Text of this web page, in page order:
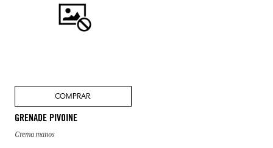
COMPRAR
GRENADE PIVOINE
Crema manos